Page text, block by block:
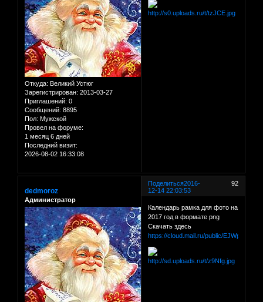
Откуда: Великий Устюг
Зарегистрирован: 2013-03-27
Приглашений: 0
Сообщений: 8895
Пол: Мужской
Провел на форуме:
1 месяц 6 дней
Последний визит:
2026-08-02 16:33:08
Поделиться 92
2016-
12-14 22:03:53
dedmoroz
Администратор
Календарь рамка для фото на
2017 год в формате png
Скачать здесь
https://cloud.mail.ru/public/EJWp/